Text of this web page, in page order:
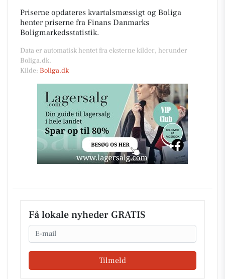
Priserne opdateres kvartalsmæssigt og Boliga
henter priserne fra Finans Danmarks
Boligmarkedsstatistik.
Data er automatisk hentet fra eksterne kilder, herunder
Boliga.dk.
Kilde: Boliga.dk
Få lokale nyheder GRATIS
Email
Tilmeld